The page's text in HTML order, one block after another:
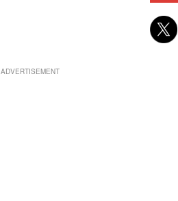
ADVERTISEMENT